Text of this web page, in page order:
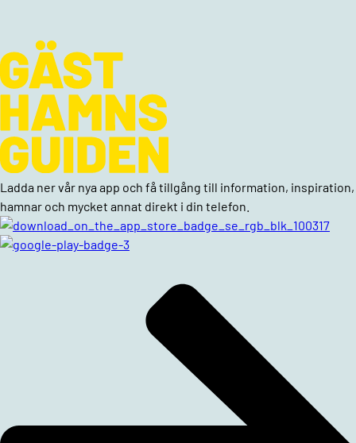
Ladda ner vår nya app och få tillgång till information, inspiration,
hamnar och mycket annat direkt i din telefon.